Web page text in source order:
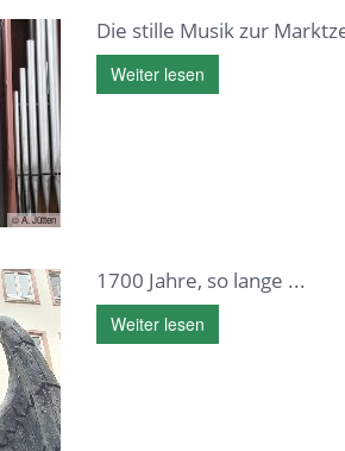
© A. Jütten
Die stille Musik zur
Weiter lesen
1700 Jahre, so lange ...
Weiter lesen